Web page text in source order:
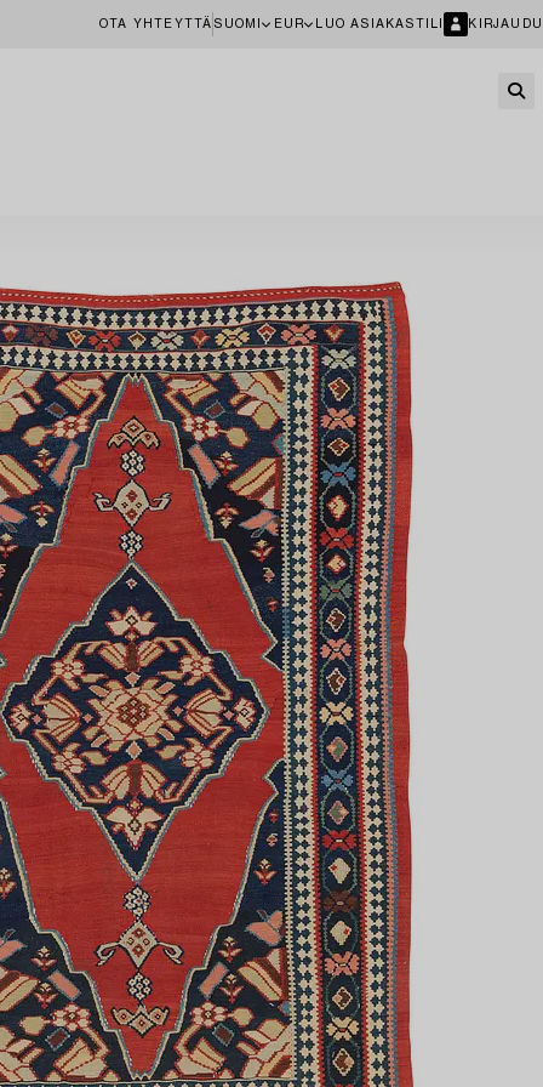
OTA YHTEYTTÄ SUOMI EUR LUO ASIAKASTILI KIRJAUDU